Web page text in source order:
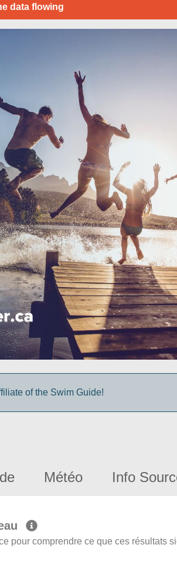
data flowing
of the Swim Guide!
Météo Info
pour comprendre ce que ces résultats